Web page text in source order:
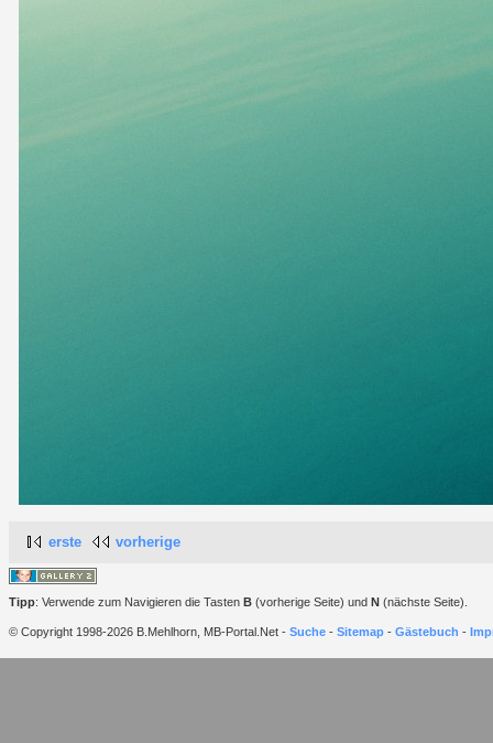
erste vorherige
Tipp: Verwende zum Navigieren die Tasten B (vorherige Seite) und N (nächste Seite).
© Copyright 1998-2026 B.Mehlhorn, MB-Portal.Net - Suche - Sitemap - Gästebuch -